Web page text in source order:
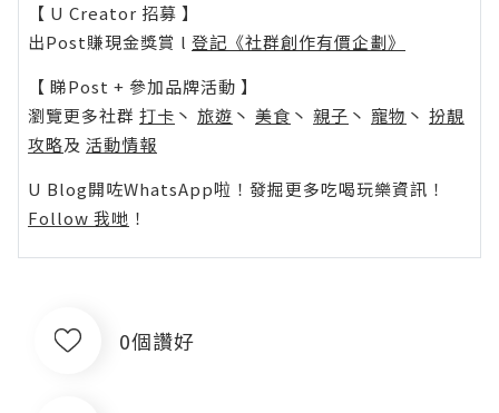
【 U Creator 招募 】
出Post賺現金獎賞 l 登記《社群創作有價企劃》
【 睇Post + 參加品牌活動 】
瀏覽更多社群 打卡 丶 旅遊 丶 美食 丶 親子 丶 寵物 丶 扮靚
攻略及 活動情報
U Blog開咗WhatsApp啦！發掘更多吃喝玩樂資訊！
Follow 我哋 ！
0個讚好